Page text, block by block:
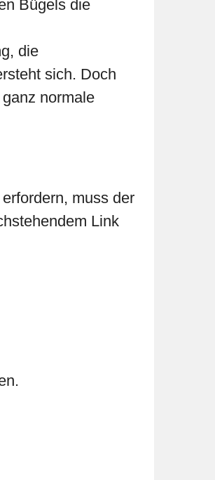
Bügels die
die
sich. Doch
normale
muss der
Link